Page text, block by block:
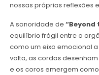
nossas próprias reflexões
A sonoridade de “Beyond
equilíbrio frágil entre o
como um eixo emocional
volta, as cordas
e os coros emergem